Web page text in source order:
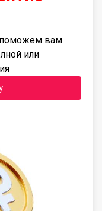
поможем вам
или